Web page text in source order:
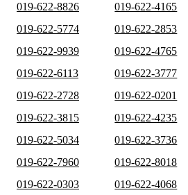
019-622-8826
019-622-4165
019-622-5774
019-622-2853
019-622-9939
019-622-4765
019-622-6113
019-622-3777
019-622-2728
019-622-0201
019-622-3815
019-622-4235
019-622-5034
019-622-3736
019-622-7960
019-622-8018
019-622-0303
019-622-4068